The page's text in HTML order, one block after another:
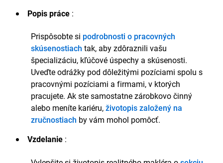
Relevantné mimoškolské aktivity
Člen realitného klubu univerzity, organizujúci
mesačné networkingové podujatia
Dobrovoľníctvo pre Habitat for Humanity,
koordinácia bytových projektov v oblasti Veľkého
Londýna
Akademické úspechy
Absolvoval s vyznamenaním prvého stupňa
„Budúcnosť udržateľného bývania v metropolitných
Popis práce :
Prispôsobte si podrobnosti o pracovných
skúsenostiach tak, aby zdôraznili vašu
špecializáciu, kľúčové úspechy a skúsenosti.
Uveďte odrážky pod dôležitými pozíciami spolu s
pracovnými pozíciami a firmami, v ktorých
pracujete. Ak ste samostatne zárobkovo činný
alebo meníte kariéru,životopis založený na
zručnostiach by vám mohol pomôcť.
Vzdelanie :